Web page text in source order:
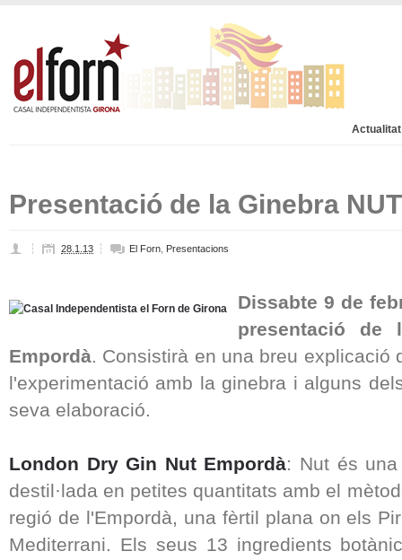
Actualitat
Presentació de la Ginebra NUT
28.1.13 El Forn Presentacions
Dissabte 9 de
presentació de
Empordà. Consistirà en una breu explicació
l'experimentació amb la ginebra i alguns
seva elaboració.
London Dry Gin Nut Empordà: Nut és
destil·lada en petites quantitats amb el
regió de l'Empordà, una fèrtil plana on els
Mediterrani. Els seus 13 ingredients